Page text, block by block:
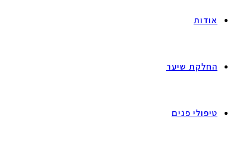
אודות
החלקת שיער
טיפולי פנים